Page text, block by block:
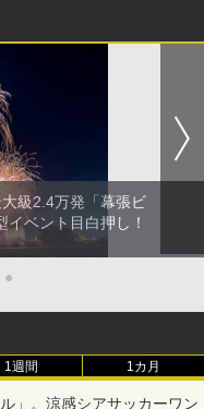
級2.4万発「幕張ビ
ベント目白押し！
●
1週間 1カ月
」。涼感シアサッカーワン